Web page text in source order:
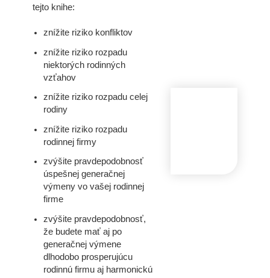
tejto knihe:
znížite riziko konfliktov
znížite riziko rozpadu
niektorých rodinných
vzťahov
znížite riziko rozpadu celej
rodiny
znížite riziko rozpadu
rodinnej firmy
zvýšite pravdepodobnosť
úspešnej generačnej
výmeny vo vašej rodinnej
firme
zvýšite pravdepodobnosť,
že budete mať aj po
generačnej výmene
dlhodobo prosperujúcu
rodinnú firmu aj harmonickú